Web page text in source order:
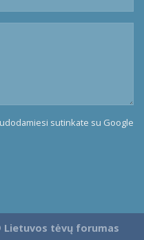
sutinkate su Google
Lietuvos tėvų forumas